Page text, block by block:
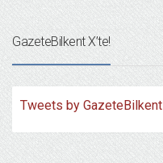
GazeteBilkent X’te!
Tweets by GazeteBilkent